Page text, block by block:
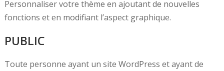
Personnaliser votre thème en ajoutant de nouvelles
fonctions et en modifiant l’aspect graphique.
PUBLIC
Toute personne ayant un site WordPress et ayant de